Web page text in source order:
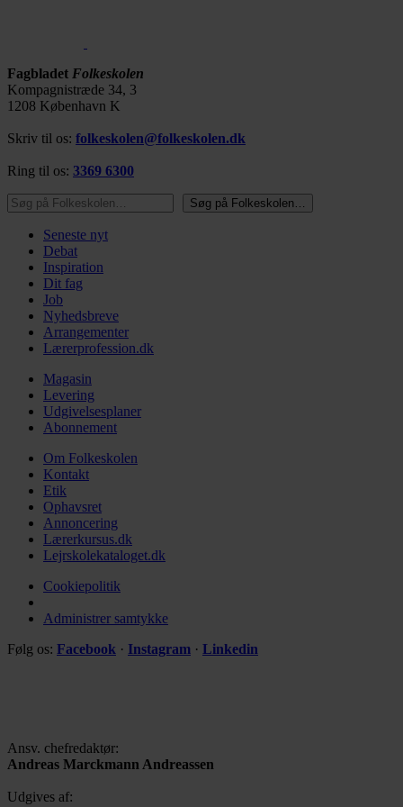
Fagbladet Folkeskolen
Kompagnistræde 34, 3
1208 København K
Skriv til os: folkeskolen@folkeskolen.dk
Ring til os: 3369 6300
Søg på Folkeskolen…
Søg på Folkeskolen…
Seneste nyt
Debat
Inspiration
Dit fag
Job
Nyhedsbreve
Arrangementer
Lærerprofession.dk
Magasin
Levering
Udgivelsesplaner
Abonnement
Om Folkeskolen
Kontakt
Etik
Ophavsret
Annoncering
Lærerkursus.dk
Lejrskolekataloget.dk
Cookiepolitik
Administrer samtykke
Følg os: Facebook · Instagram · Linkedin
Ansv. chefredaktør:
Andreas Marckmann Andreassen
Udgives af: